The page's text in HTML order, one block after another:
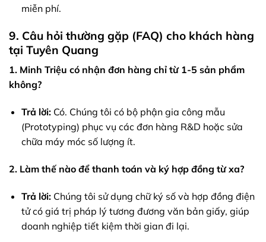
miễn phí.
9. Câu hỏi thường gặp (FAQ) cho khách hàng
tại Tuyên Quang
1. Minh Triệu có nhận đơn hàng chỉ từ 1-5 sản phẩm
không?
Trả lời:Có. Chúng tôi có bộ phận gia công mẫu
(Prototyping) phục vụ các đơn hàng R&D hoặc sửa
chữa máy móc số lượng ít.
2. Làm thế nào để thanh toán và ký hợp đồng từ xa?
Trả lời:Chúng tôi sử dụng chữ ký số và hợp đồng điện
tử có giá trị pháp lý tương đương văn bản giấy, giúp
doanh nghiệp tiết kiệm thời gian đi lại.